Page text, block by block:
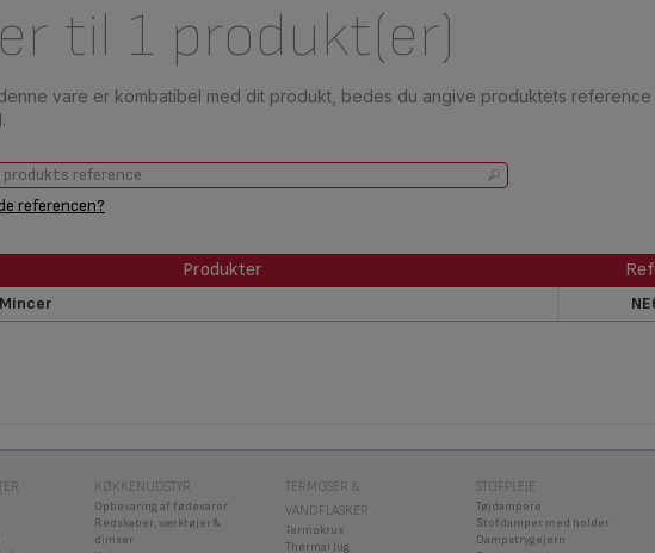
til 1 produkt(er)
vare er kombatibel med dit produkt, bedes du angive produktets
referencen?
Produkter
KØKKENUDSTYR
Opbevaring af fødevarer
Redskaber, værktøjer &
dimser
TERMOSER &
VANDFLASKER
Termokrus
Thermal Jug
STOFPLEJE
Tøjdampere
Stofdamper med holder
Dampstrygejern